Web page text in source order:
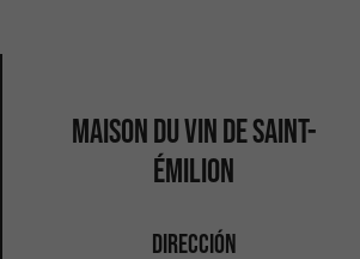
MAISON DU VIN DE SAINT-
ÉMILION
DIRECCIÓN